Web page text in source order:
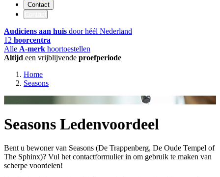
Contact
Audiciens aan huis door héél Nederland
12 hoorcentra
Alle A-merk hoortoestellen
Altijd een vrijblijvende proefperiode
Home
Seasons
Seasons Ledenvoordeel
Bent u bewoner van Seasons (De Trappenberg, De Oude Tempel of
The Sphinx)? Vul het contactformulier in om gebruik te maken van
scherpe voordelen!